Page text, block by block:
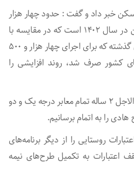
خبر داد و گفت : حدود چهار هزار
میلیارد تومان سهمیه قیر بنیاد مسکن در سال ۱۴۰۲ است که در مقایسه با
سه هزار و ۸۰۰ میلیارد تومان قیر سال گذشته که برای اجرای چهار هزار و ۵۰۰
معابر ۶ هزار روستای کشور صرف شد، روند افزایشی را
وی افزود: تلاش داریم در یک ضرب الاجل ۲ ساله تمام معابر درجه یک و دو
را به اتمام برسانیم.
روستایی را از دیگر برنامه‌های
اعتبارات به تکمیل طرح‌های نیمه